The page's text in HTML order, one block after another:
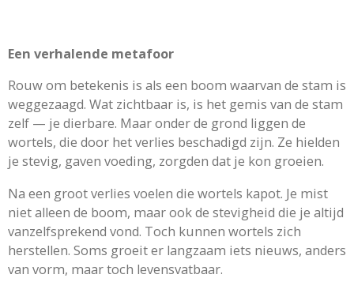
Een verhalende metafoor
Rouw om betekenis is als een boom waarvan de stam is
weggezaagd. Wat zichtbaar is, is het gemis van de stam
zelf — je dierbare. Maar onder de grond liggen de
wortels, die door het verlies beschadigd zijn. Ze hielden
je stevig, gaven voeding, zorgden dat je kon groeien.
Na een groot verlies voelen die wortels kapot. Je mist
niet alleen de boom, maar ook de stevigheid die je altijd
vanzelfsprekend vond. Toch kunnen wortels zich
herstellen. Soms groeit er langzaam iets nieuws, anders
van vorm, maar toch levensvatbaar.